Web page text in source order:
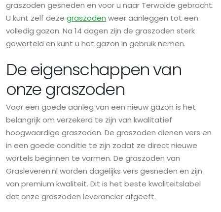
graszoden gesneden en voor u naar Terwolde gebracht.
U kunt zelf deze graszoden weer aanleggen tot een
volledig gazon. Na 14 dagen zijn de graszoden sterk
geworteld en kunt u het gazon in gebruik nemen.
De eigenschappen van
onze graszoden
Voor een goede aanleg van een nieuw gazon is het
belangrijk om verzekerd te zijn van kwalitatief
hoogwaardige graszoden. De graszoden dienen vers en
in een goede conditie te zijn zodat ze direct nieuwe
wortels beginnen te vormen. De graszoden van
Grasleveren.nl worden dagelijks vers gesneden en zijn
van premium kwaliteit. Dit is het beste kwaliteitslabel
dat onze graszoden leverancier afgeeft.